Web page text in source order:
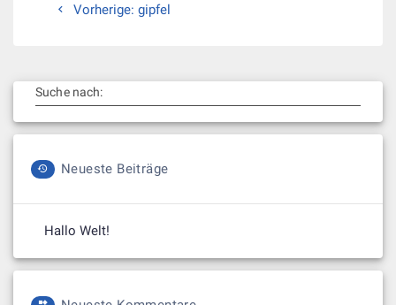
Vorherige: Vorheriger
gipfel
Suche nach:
Neueste Beiträge
Hallo Welt!